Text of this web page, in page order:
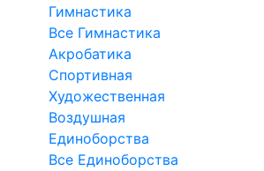
Гимнастика
Все Гимнастика
Акробатика
Спортивная
Художественная
Воздушная
Единоборства
Все Единоборства